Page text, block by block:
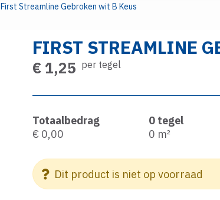
First Streamline Gebroken wit B Keus
FIRST STREAMLINE
€ 1,25 per tegel
Totaalbedrag
€ 0,00
0 tegel
0 m²
Dit product is niet op voorraad